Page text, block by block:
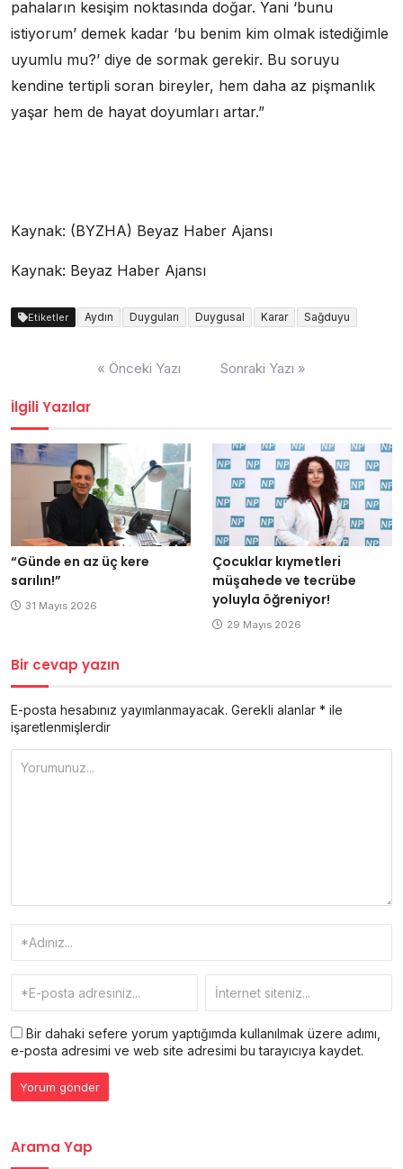
pahaların kesişim noktasında doğar. Yani ‘bunu
istiyorum’ demek kadar ‘bu benim kim olmak istediğimle
uyumlu mu?’ diye de sormak gerekir. Bu soruyu
kendine tertipli soran bireyler, hem daha az pişmanlık
yaşar hem de hayat doyumları artar.”
Kaynak: (BYZHA) Beyaz Haber Ajansı
Kaynak: Beyaz Haber Ajansı
Etiketler Aydın Duyguları Duygusal Karar Sağduyu
« Önceki Yazı Sonraki Yazı »
İlgili Yazılar
“Günde en az üç kere
sarılın!”
31 Mayıs 2026
Çocuklar kıymetleri
müşahede ve tecrübe
yoluyla öğreniyor!
29 Mayıs 2026
Bir cevap yazın
E-posta hesabınız yayımlanmayacak. Gerekli alanlar * ile
işaretlenmişlerdir
Bir dahaki sefere yorum yaptığımda kullanılmak üzere adımı,
e-posta adresimi ve web site adresimi bu tarayıcıya kaydet.
Arama Yap